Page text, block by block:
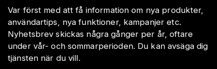
Var först med att få information om nya produkter,
användartips, nya funktioner, kampanjer etc.
Nyhetsbrev skickas några gånger per år, oftare
under vår- och sommarperioden. Du kan avsäga dig
tjänsten när du vill.